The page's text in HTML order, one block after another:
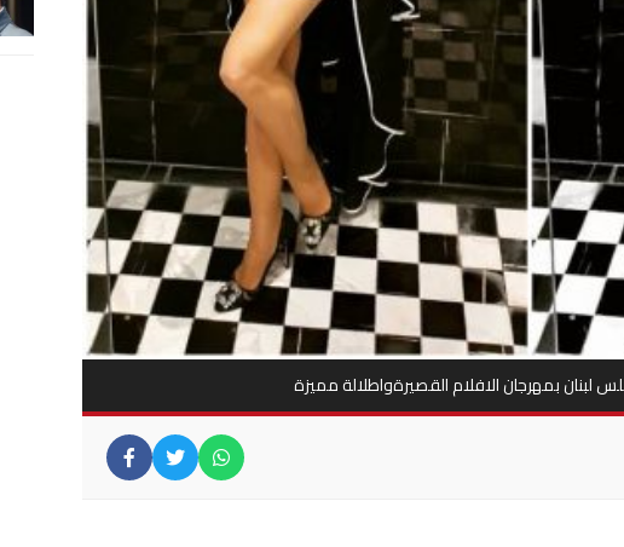
لبنان بمهرجان الافلام القصيرةواطلالة مميزة